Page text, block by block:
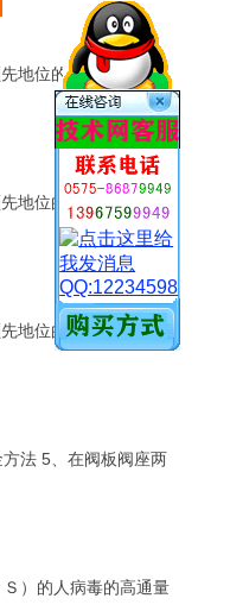
QQ:12234598
地位的医药专家和专
地位的医药专家和专
地位的医药专家和专
法 5、在阀板阀座两
）的人病毒的高通量